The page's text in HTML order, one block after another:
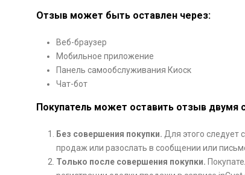
Отзыв может быть оставлен через:
Веб-браузер
Мобильное приложение
Панель самообслуживания Киоск
Чат-бот
Покупатель может оставить отзыв двумя
Без совершения покупки. Для этого следует
продаж или разослать в сообщении или
Только после совершения покупки.